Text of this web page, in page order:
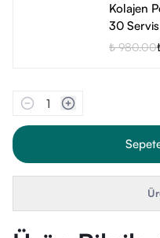
Kolajen
30
₺ 980.00
1